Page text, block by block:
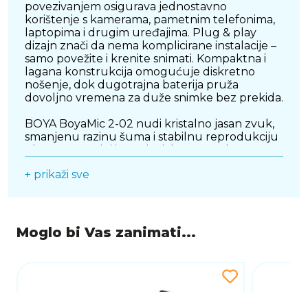
povezivanjem osigurava jednostavno
korištenje s kamerama, pametnim telefonima,
laptopima i drugim uređajima. Plug & play
dizajn znači da nema komplicirane instalacije –
samo povežite i krenite snimati. Kompaktna i
lagana konstrukcija omogućuje diskretno
nošenje, dok dugotrajna baterija pruža
dovoljno vremena za duže snimke bez prekida.
BOYA BoyaMic 2-02 nudi kristalno jasan zvuk,
smanjenu razinu šuma i stabilnu reprodukciju
Elegantni crni dizajn dodatno naglašava
omjer cijene i kvalitete te podiže kvalitetu
vaših audio i video projekata na višu razinu.
+ prikaži sve
Moglo bi Vas zanimati...